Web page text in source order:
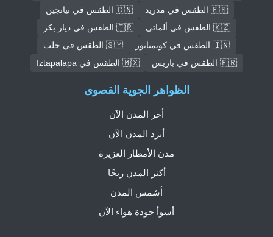
🇪🇸 الطقس في مدريد
🇨🇳 الطقس في تيانجين
🇰🇿 الطقس في ألماتي
🇹🇷 الطقس في ديار بكر
🇮🇳 الطقس في كويمباتور
🇸🇾 الطقس في حلب
🇫🇷 الطقس في باريس
🇲🇽 الطقس في Iztapalapa
الظواهر الجوية القصوى
أحر المدن الآن
أبرد المدن الآن
مدن الأمطار الغزيرة
أكثر المدن ريحًا
أشمس المدن
أسوأ جودة هواء الآن